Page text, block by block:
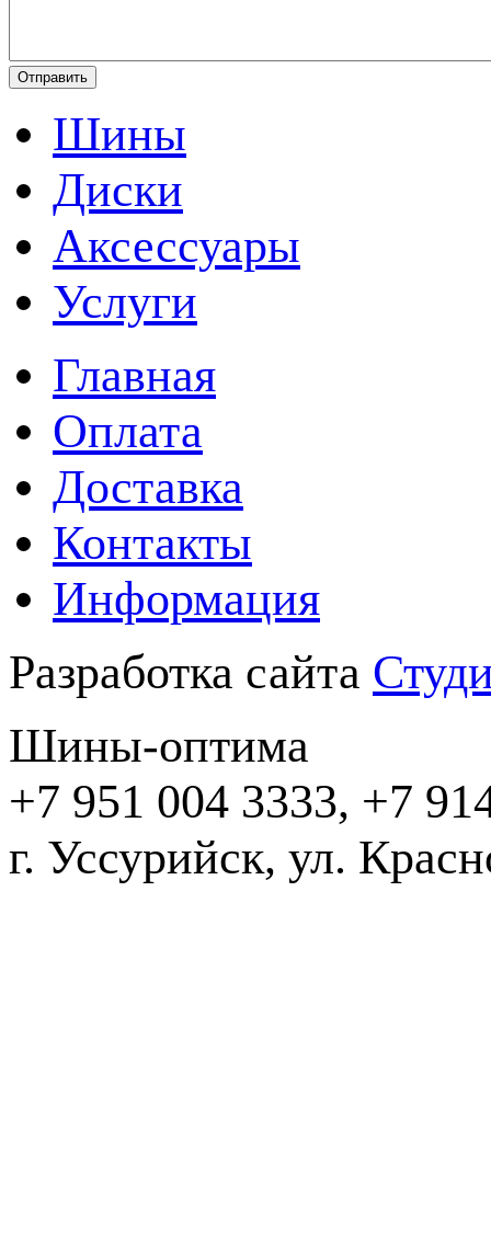
Шины
Диски
Аксессуары
Услуги
Главная
Оплата
Доставка
Контакты
Информация
Разработка сайта
Шины-оптима
+7 951 004 3333, +7
г. Уссурийск, ул.